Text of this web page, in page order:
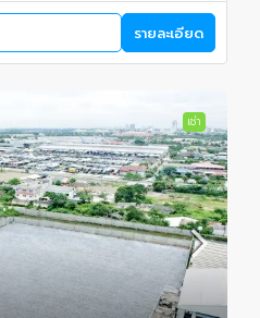
รายละเอียด
เช่า